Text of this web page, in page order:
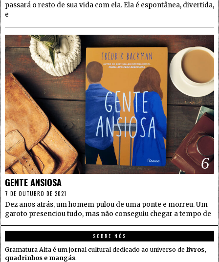
passará o resto de sua vida com ela. Ela é espontânea, divertida,
e
6
GENTE ANSIOSA
7 DE OUTUBRO DE 2021
Dez anos atrás, um homem pulou de uma ponte e morreu. Um
garoto presenciou tudo, mas não conseguiu chegar a tempo de
SOBRE NÓS
Gramatura Alta é um jornal cultural dedicado ao universo de livros,
quadrinhos e mangás.